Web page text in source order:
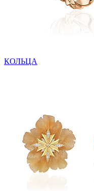
КОЛЬЦА